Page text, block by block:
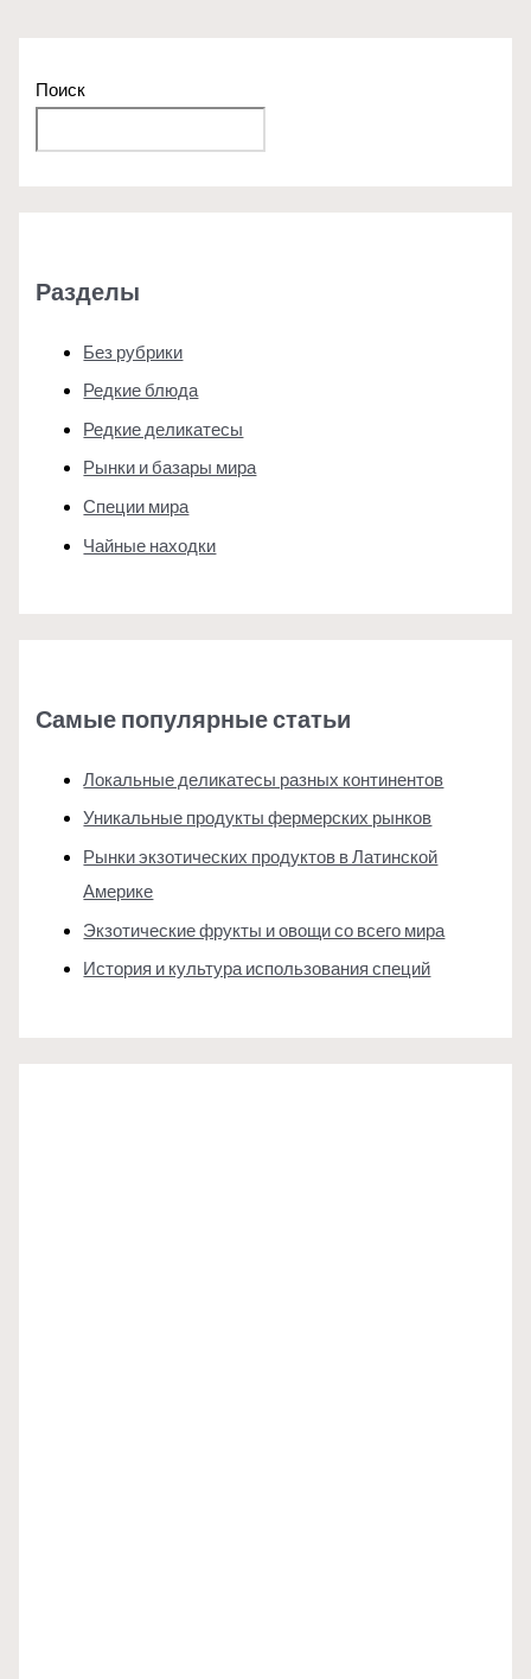
Поиск
Разделы
Без рубрики
Редкие блюда
Редкие деликатесы
Рынки и базары мира
Специи мира
Чайные находки
Самые популярные статьи
Локальные деликатесы разных континентов
Уникальные продукты фермерских рынков
Рынки экзотических продуктов в Латинской
Америке
Экзотические фрукты и овощи со всего мира
История и культура использования специй